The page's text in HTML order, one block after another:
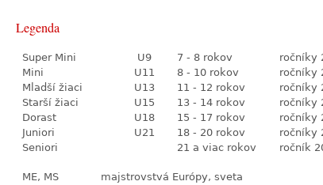
Legenda
Super Mini U9 7 - 8 rokov
ročníky
Mini
U11 8 - 10 rokov
ročníky
Mladší žiaci
U13 11 - 12 rokov
ročníky
Starší žiaci
U15 13 - 14 rokov
ročníky
Dorast
U18 15 - 17 rokov
ročníky
Juniori
U21 18 - 20 rokov
ročníky
Seniori
21 a viac rokov ročník
ME, MS
majstrovstvá Európy, sveta